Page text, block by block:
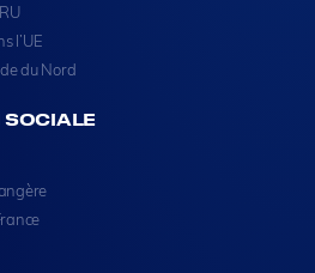
l’UE
du Nord
SOCIALE